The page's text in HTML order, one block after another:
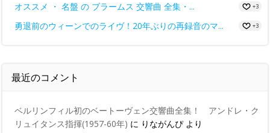
オススメ ・ 名盤 の ブラームス 交響曲 全集・... +3
勇退前のウィーンでのライヴ！20年ぶりの再録音のマ... +3
最近のコメント
ベルリンフィル初のベートーヴェン交響曲全集！ アンドレ・ク
リュイタンス指揮(1957-60年) に りながんぴより